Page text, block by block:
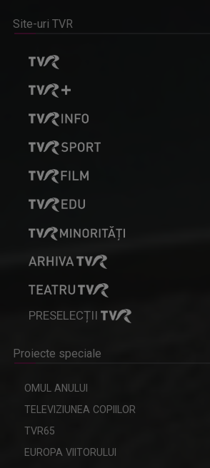
Site-uri TVR
PRESELECȚII
Proiecte speciale
OMUL ANULUI
TELEVIZIUNEA COPIILOR
TVR65
EUROPA VIITORULUI